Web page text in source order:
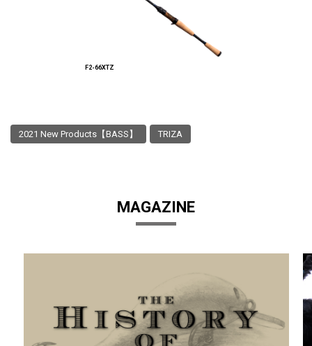
F2-66XTZ
2021 New Products【BASS】 TRIZA
MAGAZINE